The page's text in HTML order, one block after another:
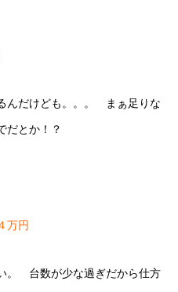
だけども。。。 まぁ足りな
だとか！？
万円
台数が少な過ぎだから仕方